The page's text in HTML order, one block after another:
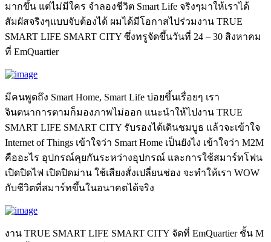
มากขึ้น แต่ไม่มีใคร จำลองชีวิต Smart Life จริงๆมาให้เราได้
สัมผัสจริงๆแบบจับต้องได้ ผมได้มีโอกาสไปร่วมงาน TRUE
SMART LIFE SMART CITY ซึ่งทรูจัดขึ้นวันที่ 24 – 30 สิงหาคม
ที่ EmQuartier
มีคนพูดถึง Smart Home, Smart Life บ่อยขึ้นเรื่อยๆ เรา
จินตนาการตามก็มองภาพไม่ออก แนะนำให้ไปงาน TRUE
SMART LIFE SMART CITY รับรองได้เดินชมบูธ แล้วจะเข้าใจ
Internet of Things เข้าใจว่า Smart Home เป็นยังไง เข้าใจว่า M2M
คืออะไร อุปกรณ์คุยกันระหว่างอุปกรณ์ และการใช้สมาร์ทโฟน
เปิดปิดไฟ เปิดปิดม่าน ใช้เสียงสั่งเปลี่ยนช่อง จะทำให้เรา WOW
กับชีวิตที่สมาร์ทขึ้นในอนาคตได้จริง
งาน TRUE SMART LIFE SMART CITY จัดที่ EmQuartier ชั้น M